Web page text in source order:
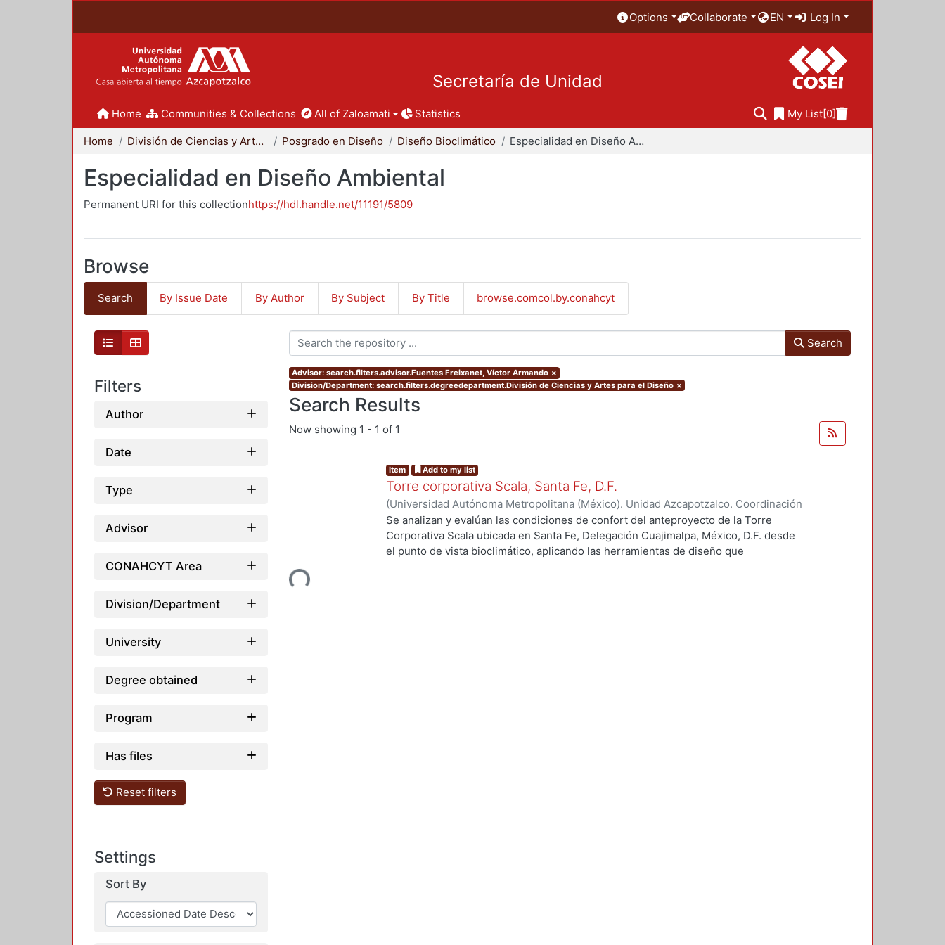
Options Collaborate EN Log In
Secretaría de Unidad
Home Communities & Collections All of Zaloamati Statistics My List[0]
Home División de Ciencias y Artes para el Diseño Posgrado en Diseño Diseño Bioclimático Especialidad en Diseño Ambiental
Especialidad en Diseño Ambiental
Permanent URI for this collectionhttps://hdl.handle.net/11191/5809
Browse
Search By Issue Date By Author By Subject By Title browse.comcol.by.conahcyt
Filters
Author
Date
Type
Advisor
CONAHCYT Area
Division/Department
University
Degree obtained
Program
Has files
Reset filters
Settings
Sort By
Search
Advisor: search.filters.advisor.Fuentes Freixanet, Víctor Armando ×
Division/Department: search.filters.degreedepartment.División de Ciencias y Artes para el Diseño ×
Search Results
Now showing 1 - 1 of 1
Loading...
Item Add to my list
Torre corporativa Scala, Santa Fe, D.F.
(Universidad Autónoma Metropolitana (México). Unidad Azcapotzalco. Coordinación
de Servicios de Información.,1999)Corro Eguia, Guillermo Heriberto
Se analizan y evalúan las condiciones de confort del anteproyecto de la Torre
Corporativa Scala ubicada en Santa Fe, Delegación Cuajimalpa, México, D.F. desde
el punto de vista bioclimático, aplicando las herramientas de diseño que